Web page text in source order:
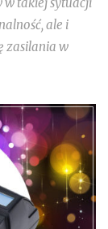
ale i
zasilania w